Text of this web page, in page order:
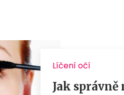
Líčení očí
Jak